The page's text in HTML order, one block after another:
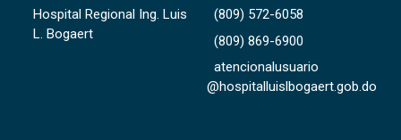
Hospital Regional Ing. Luis
L. Bogaert
(809) 572-6058
(809) 869-6900
atencionalusuario
@hospitalluislbogaert.gob.do